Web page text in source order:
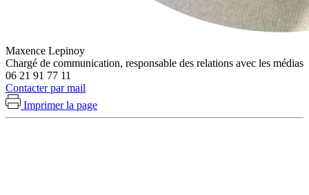
Maxence Lepinoy
Chargé de communication, responsable des relations avec les médias
06 21 91 77 11
Contacter par mail
Imprimer la page